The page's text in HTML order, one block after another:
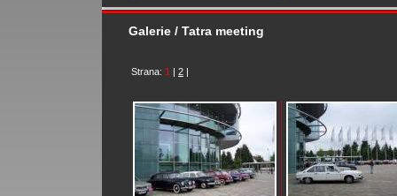
Galerie / Tatra meeting
Strana: 1 | 2 |